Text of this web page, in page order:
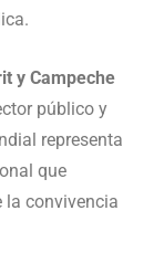
y Campeche
público y
representa
que
la convivencia